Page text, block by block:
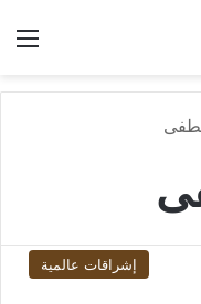
إشراقات عالمية